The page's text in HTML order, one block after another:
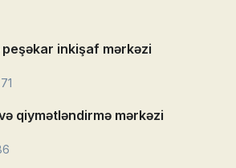
inkişaf mərkəzi
qiymətləndirmə mərkəzi